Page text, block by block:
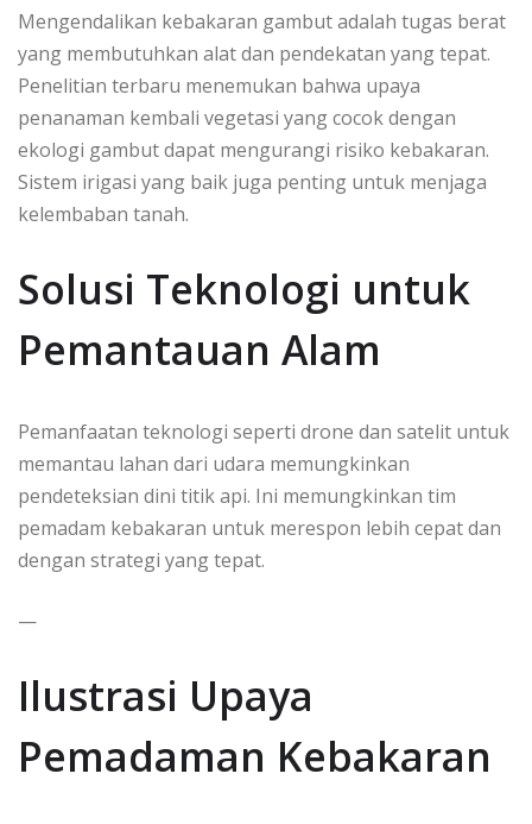
Mengendalikan kebakaran gambut adalah tugas berat
yang membutuhkan alat dan pendekatan yang tepat.
Penelitian terbaru menemukan bahwa upaya
penanaman kembali vegetasi yang cocok dengan
ekologi gambut dapat mengurangi risiko kebakaran.
Sistem irigasi yang baik juga penting untuk menjaga
kelembaban tanah.
Solusi Teknologi untuk
Pemantauan Alam
Pemanfaatan teknologi seperti drone dan satelit untuk
memantau lahan dari udara memungkinkan
pendeteksian dini titik api. Ini memungkinkan tim
pemadam kebakaran untuk merespon lebih cepat dan
dengan strategi yang tepat.
—
Ilustrasi Upaya
Pemadaman Kebakaran